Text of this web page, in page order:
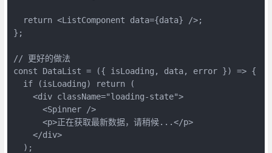
  return <ListComponent data={data} />;
};
// 更好的做法
const DataList = ({ isLoading, data, error }) => {
  if (isLoading) return (
    <div className="loading-state">
      <Spinner />
      <p>正在获取最新数据，请稍候...</p>
    </div>
  );